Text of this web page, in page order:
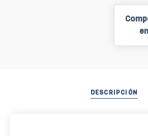
en
DESCRIPCIÓN